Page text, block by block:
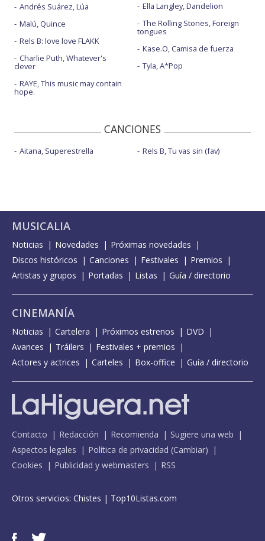
Andrés Suárez, Lúa
Malú, Quince
Rels B: love love FLAKK
Charlie Puth, Whatever's
clever
RAYE, This music may contain
hope.
Ella Langley, Dandelion
The Rolling Stones, Foreign
tongues
Kase.O, Camisa de fuerza
Tyla, A*Pop
CANCIONES
Aitana, Superestrella Rels B, Tu vas sin (fav)
MUSICALIA
Noticias Novedades
Próximas novedades
Discos históricos
Canciones Festivales
Premios
Artistas y grupos
Portadas Listas Guía / directorio
CINEMANÍA
Noticias Cartelera Próximos estrenos
DVD
Avances
Tráilers
Festivales + premios
Actores y actrices
Carteles Box-office Guía / directorio
Contacto Redacción Recomienda
Sugiere una web
Aspectos legales
Política de privacidad (Cambiar)
Cookies
Publicidad y webmasters RSS
Otros servicios: Chistes | Top10Listas.com